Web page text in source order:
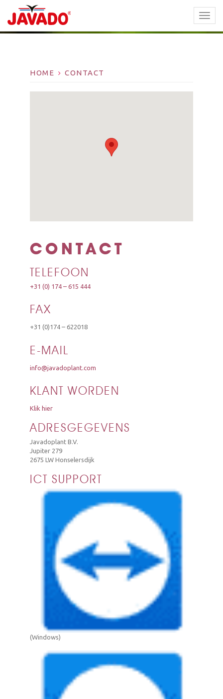
HOME CONTACT
CONTACT
TELEFOON
+31 (0) 174 – 615 444
FAX
+31 (0)174 – 622018
E-MAIL
info@javadoplant.com
KLANT WORDEN
Klik hier
ADRESGEGEVENS
Javadoplant B.V.
Jupiter 279
2675 LW Honselersdijk
ICT SUPPORT
(Windows)